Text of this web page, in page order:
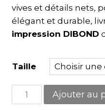
vives et détails nets,
élégant et durable,
impression DIBOND
Taille
Ajouter au